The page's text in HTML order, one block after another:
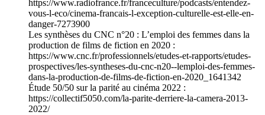
https://www.radiofrance.fr/franceculture/podcasts/entendez-
vous-l-eco/cinema-francais-l-exception-culturelle-est-elle-en-
danger-7273900
Les synthèses du CNC n°20 : L’emploi des femmes dans la
production de films de fiction en 2020 :
https://www.cnc.fr/professionnels/etudes-et-rapports/etudes-
prospectives/les-syntheses-du-cnc-n20--lemploi-des-femmes-
dans-la-production-de-films-de-fiction-en-2020_1641342
Étude 50/50 sur la parité au cinéma 2022 :
https://collectif5050.com/la-parite-derriere-la-camera-2013-
2022/